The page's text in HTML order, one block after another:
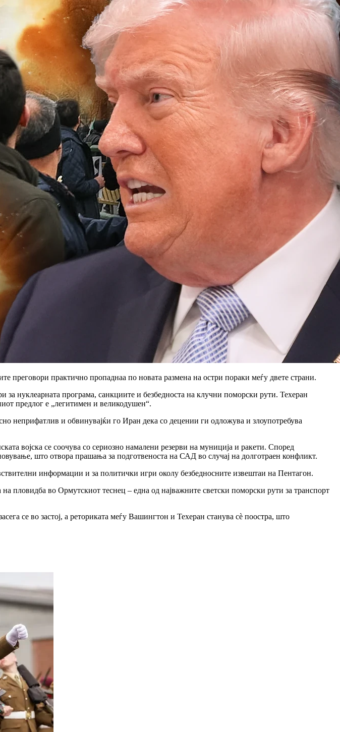
практично пропаднаа по новата размена на остри пораки меѓу двете страни.
нуклеарната програма, санкциите и безбедноста на клучни поморски рути. Техеран
предлог е „легитимен и великодушен“.
неприфатлив и обвинувајќи го Иран дека со децении ги одложува и злоупотребува
војска се соочува со сериозно намалени резерви на муниција и ракети. Според
што отвора прашања за подготвеноста на САД во случај на долготраен конфликт.
информации и за политички игри околу безбедносните извештаи на Пентагон.
пловидба во Ормутскиот теснец – една од најважните светски поморски рути за транспорт
се во застој, а реториката меѓу Вашингтон и Техеран станува сè поостра, што